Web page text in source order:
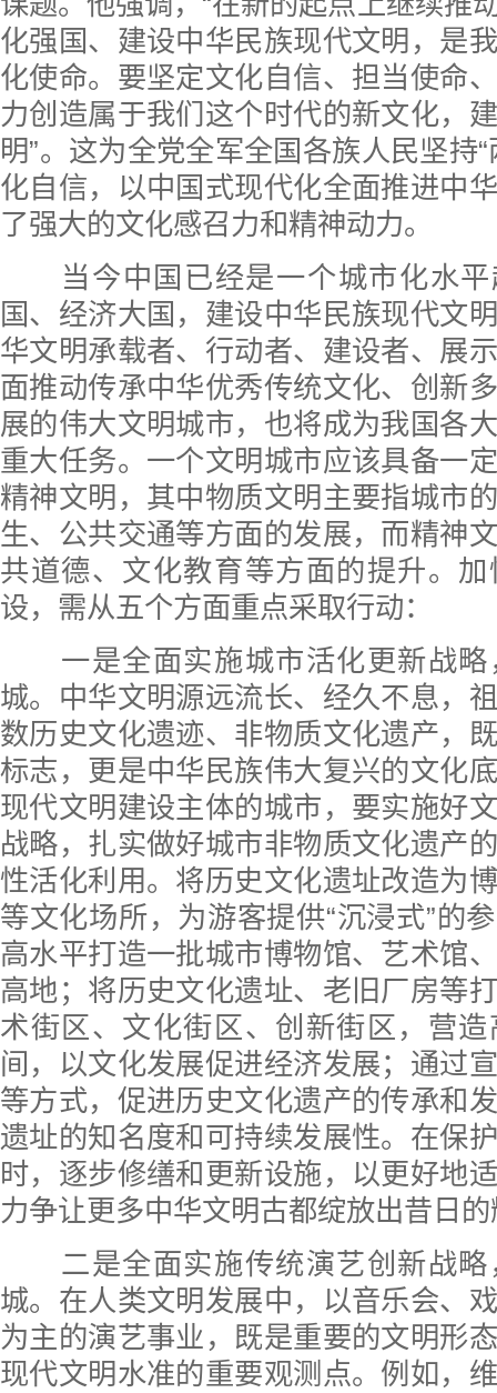
化强国、建设中华民族现代文明，是
化使命。要坚定文化自信、担当使命
力创造属于我们这个时代的新文化，
明”。这为全党全军全国各族人民坚持
化自信，以中国式现代化全面推进中
了强大的文化感召力和精神动力。
当今中国已经是一个城市化水平
国、经济大国，建设中华民族现代文
华文明承载者、行动者、建设者、展
面推动传承中华优秀传统文化、创新
展的伟大文明城市，也将成为我国各
重大任务。一个文明城市应该具备一
精神文明，其中物质文明主要指城市
生、公共交通等方面的发展，而精神
共道德、文化教育等方面的提升。
设，需从五个方面重点采取行动：
一是全面实施城市活化更新战略
城。中华文明源远流长、经久不息，
数历史文化遗迹、非物质文化遗产，
标志，更是中华民族伟大复兴的文化
现代文明建设主体的城市，要实施好
战略，扎实做好城市非物质文化遗产
性活化利用。将历史文化遗址改造为
等文化场所，为游客提供“沉浸式”的
高水平打造一批城市博物馆、艺术馆
高地；将历史文化遗址、老旧厂房等
术街区、文化街区、创新街区，营
间，以文化发展促进经济发展；通过
等方式，促进历史文化遗产的传承和
遗址的知名度和可持续发展性。在保
时，逐步修缮和更新设施，以更好地
力争让更多中华文明古都绽放出昔日
二是全面实施传统演艺创新战略
城。在人类文明发展中，以音乐会、
为主的演艺事业，既是重要的文明形
现代文明水准的重要观测点。例如，